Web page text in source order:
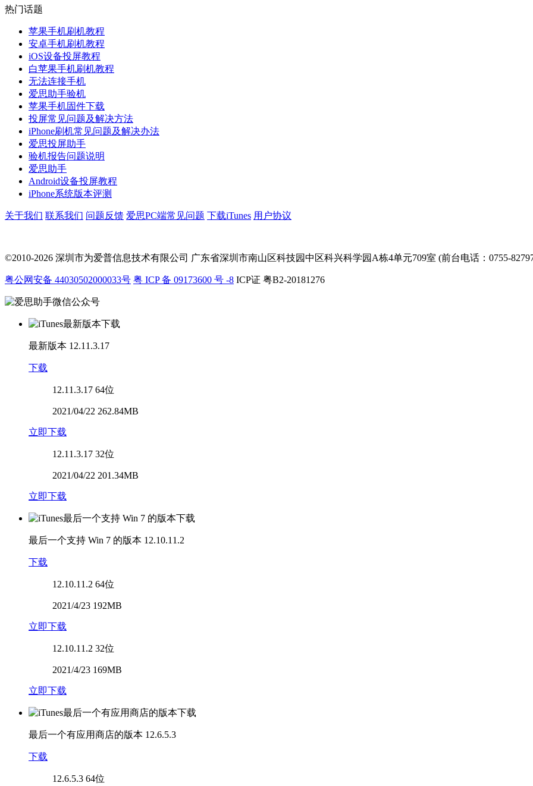
热门话题
苹果手机刷机教程
安卓手机刷机教程
iOS设备投屏教程
白苹果手机刷机教程
无法连接手机
爱思助手验机
苹果手机固件下载
投屏常见问题及解决方法
iPhone刷机常见问题及解决办法
爱思投屏助手
验机报告问题说明
爱思助手
Android设备投屏教程
iPhone系统版本评测
关于我们 联系我们 问题反馈 爱思PC端常见问题 下载iTunes 用户协议
©2010-2026 深圳市为爱普信息技术有限公司 广东省深圳市南山区科技园中区科兴科学园A栋4单元709室 (前台电话：0755-
粤公网安备 44030502000033号 粤 ICP 备 09173600 号 -8 ICP证 粤B2-20181276
最新版本 12.11.3.17
下载
12.11.3.17 64位
2021/04/22 262.84MB
立即下载
12.11.3.17 32位
2021/04/22 201.34MB
立即下载
最后一个支持 Win 7 的版本 12.10.11.2
下载
12.10.11.2 64位
2021/4/23 192MB
立即下载
12.10.11.2 32位
2021/4/23 169MB
立即下载
最后一个有应用商店的版本 12.6.5.3
下载
12.6.5.3 64位